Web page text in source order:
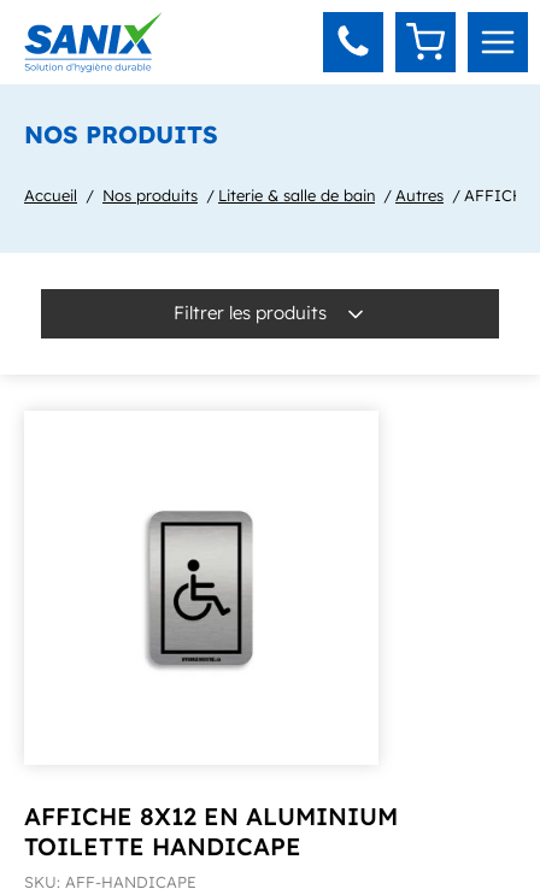
Panneau de gestion des cookies
NOS PRODUITS
Accueil Nos produits Literie & salle de bain Autres AFFICHE
Filtrer les produits
AFFICHE 8X12 EN ALUMINIUM
TOILETTE HANDICAPE
SKU: AFF-HANDICAPE